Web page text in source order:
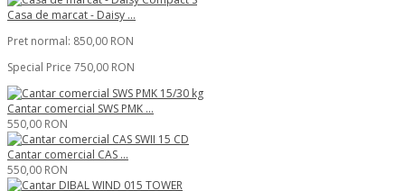
Casa de marcat - Daisy ...
Pret normal: 850,00 RON
Special Price 750,00 RON
Cantar comercial SWS PMK ...
550,00 RON
Cantar comercial CAS ...
550,00 RON